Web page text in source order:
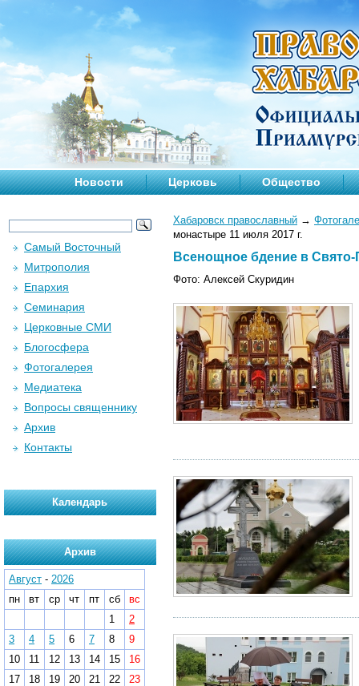
Новости Церковь Общество
Хабаровск православный →
монастыре 11 июля 2017 г.
Всенощное бдение в
Фото: Алексей Скуридин
Самый Восточный
Митрополия
Епархия
Семинария
Церковные СМИ
Блогосфера
Фотогалерея
Медиатека
Вопросы священнику
Архив
Контакты
Календарь
Архив
Август - 2026
пн
вт ср чт пт сб
вс
1
2
3
4 5 6 7 8
9
10
11 12 13 14 15
16
17
18 19 20 21 22
23